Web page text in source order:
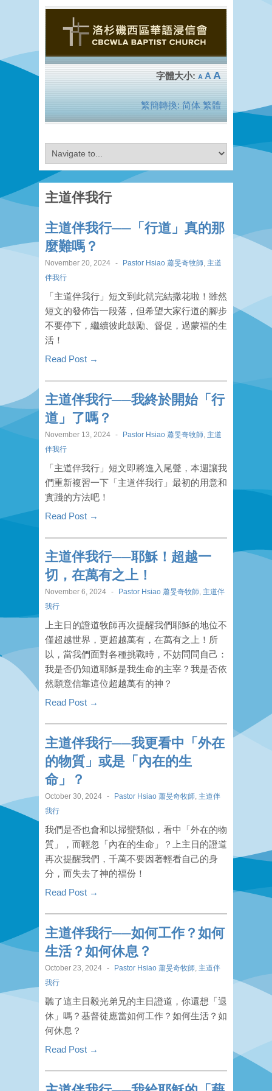
A A A
繁簡轉換: 简体 繁體
主道伴我行
主道伴我行──「行道」真的那
麼難嗎？
November 20, 2024 - Pastor Hsiao 蕭旻奇牧師 主道
伴我行
「主道伴我行」短文到此就完結撒花啦！雖然
短文的發佈告一段落，但希望大家行道的腳步
不要停下，繼續彼此鼓勵、督促，過蒙福的生
活！
Read Post →
主道伴我行──我終於開始「行
道」了嗎？
November 13, 2024 - Pastor Hsiao 蕭旻奇牧師 主道
伴我行
「主道伴我行」短文即將進入尾聲，本週讓我
們重新複習一下「主道伴我行」最初的用意和
實踐的方法吧！
Read Post →
主道伴我行──耶穌！超越一
切，在萬有之上！
November 6, 2024 - Pastor Hsiao 蕭旻奇牧師 主道伴
我行
上主日的證道牧師再次提醒我們耶穌的地位不
僅超越世界，更超越萬有，在萬有之上！所
以，當我們面對各種挑戰時，不妨問問自己：
我是否仍知道耶穌是我生命的主宰？我是否依
然願意信靠這位超越萬有的神？
Read Post →
主道伴我行──我更看中「外在
的物質」或是「內在的生
命」？
October 30, 2024 - Pastor Hsiao 蕭旻奇牧師 主道伴
我行
我們是否也會和以掃蠻類似，看中「外在的物
質」，而輕忽「內在的生命」？上主日的證道
再次提醒我們，千萬不要因著輕看自己的身
分，而失去了神的福份！
Read Post →
主道伴我行──如何工作？如何
生活？如何休息？
October 23, 2024 - Pastor Hsiao 蕭旻奇牧師 主道伴
我行
聽了這主日毅光弟兄的主日證道，你還想「退
休」嗎？基督徒應當如何工作？如何生活？如
何休息？
Read Post →